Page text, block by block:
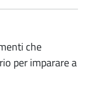
che
per imparare a